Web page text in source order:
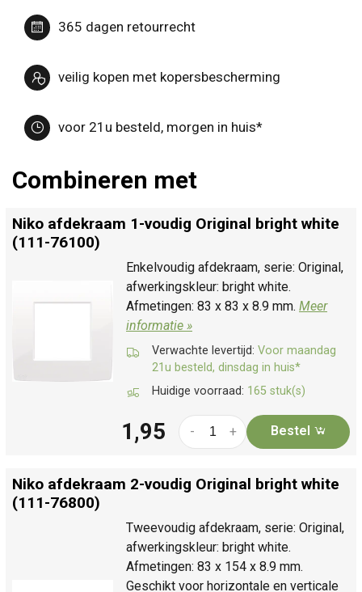
365 dagen retourrecht
veilig kopen met kopersbescherming
voor 21u besteld, morgen in huis*
Combineren met
Niko afdekraam 1-voudig Original bright white
(111-76100)
Enkelvoudig afdekraam, serie: Original,
afwerkingskleur: bright white.
Afmetingen: 83 x 83 x 8.9 mm. Meer
informatie »
Verwachte levertijd: Voor maandag
21u besteld, dinsdag in huis*
Huidige voorraad: 165 stuk(s)
1,95 +
- Bestel
Niko afdekraam 2-voudig Original bright white
(111-76800)
Tweevoudig afdekraam, serie: Original,
afwerkingskleur: bright white.
Afmetingen: 83 x 154 x 8.9 mm.
Geschikt voor horizontale en verticale